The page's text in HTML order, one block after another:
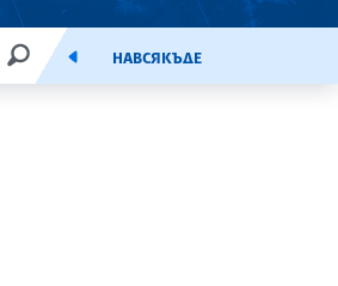
ТЪРСЕНЕЕМИСИЯНАВСЯКЪДЕ